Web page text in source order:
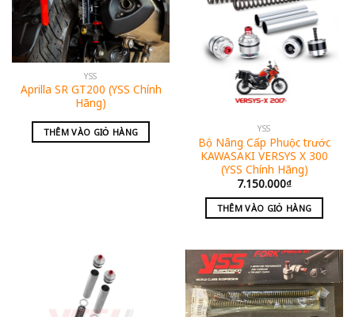
YSS
Aprilla SR GT200 (YSS Chính
Hãng)
THÊM VÀO GIỎ HÀNG YSS
Bộ Nâng Cấp Phuộc trước
KAWASAKI VERSYS X 300
(YSS Chính Hãng)
7.150.000₫
THÊM VÀO GIỎ HÀNG